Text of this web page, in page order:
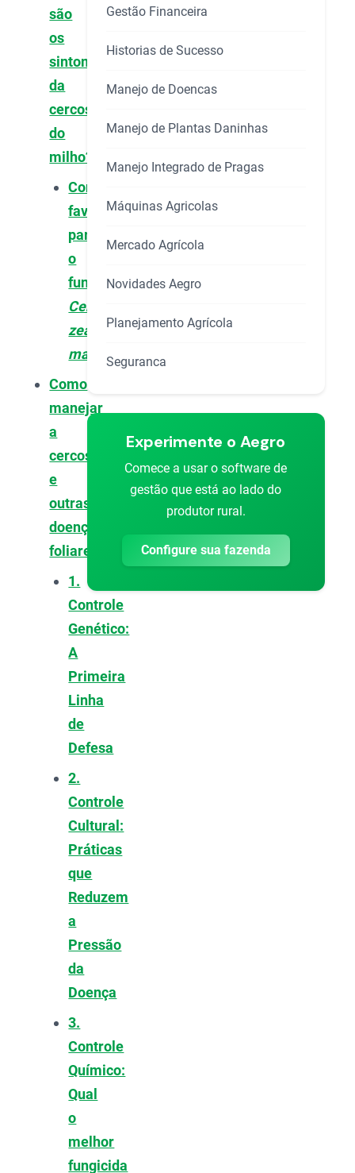
são
os
sintomas
da
cercosporiose
do
milho?
Condições
favoráveis
para
o
fungo
Cercospora
zeae-
maydis
Como
manejar
a
cercosporiose
e
outras
doenças
foliares?
1.
Controle
Genético:
A
Primeira
Linha
de
Defesa
2.
Controle
Cultural:
Práticas
que
Reduzem
a
Pressão
da
Doença
3.
Controle
Químico:
Qual
o
melhor
fungicida
Gestão Financeira
Historias de Sucesso
Manejo de Doencas
Manejo de Plantas Daninhas
Manejo Integrado de Pragas
Máquinas Agricolas
Mercado Agrícola
Novidades Aegro
Planejamento Agrícola
Seguranca
Experimente o Aegro
Comece a usar o software de
gestão que está ao lado do
produtor rural.
Configure sua fazenda